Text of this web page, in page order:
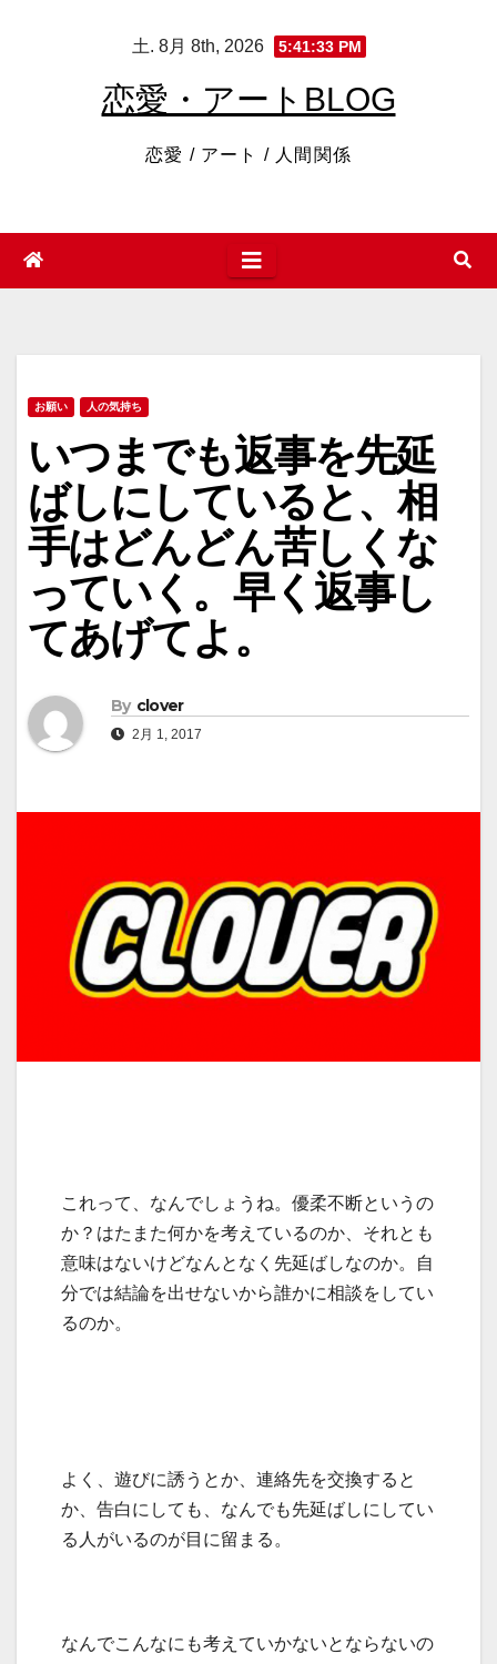
土. 8月 8th, 2026 5:41:33 PM
恋愛・アートBLOG
恋愛 / アート / 人間関係
お願い 人の気持ち
いつまでも返事を先延
ばしにしていると、相
手はどんどん苦しくな
っていく。早く返事し
てあげてよ。
By clover
2月 1, 2017
これって、なんでしょうね。優柔不断というの
か？はたまた何かを考えているのか、それとも
意味はないけどなんとなく先延ばしなのか。自
分では結論を出せないから誰かに相談をしてい
るのか。
よく、遊びに誘うとか、連絡先を交換すると
か、告白にしても、なんでも先延ばしにしてい
る人がいるのが目に留まる。
なんでこんなにも考えていかないとならないの